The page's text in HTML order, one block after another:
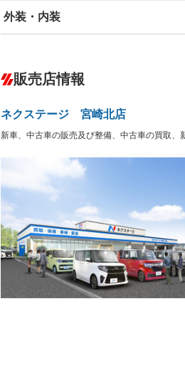
エアバッグ：運転席/助手席
－ ダウンヒルアシストコントロール
－ Bluetooth接続
外装・内装
－ オーディオ
－
ヘッドライトウォッシャ
ー
－ LEDヘッドランプ HID(キセ
－ ランフラットタイヤ
－ フルフラットシート － チップア
－ シートヒーター － ウォーク
フロントカメラ － シートエ
ルーフレール － エアサス
販売店情報
ネクステージ 宮崎北店
新車、中古車の販売及び整備、中古車の買取